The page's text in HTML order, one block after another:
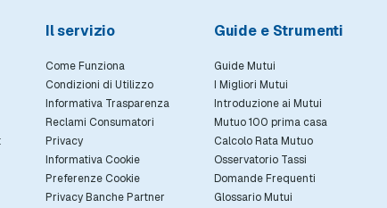
Il servizio
Come Funziona
Condizioni di Utilizzo
Informativa Trasparenza
Reclami Consumatori
Privacy
Informativa Cookie
Preferenze Cookie
Privacy Banche Partner
Guide e Strumenti
Guide Mutui
I Migliori Mutui
Introduzione ai Mutui
Mutuo 100 prima casa
Calcolo Rata Mutuo
Osservatorio Tassi
Domande Frequenti
Glossario Mutui